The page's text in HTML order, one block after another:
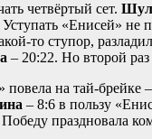
четвёртый сет.
«Енисей» не
то ступор,
– 20:22. Но второй
повела на тай-брейке
– 8:6 в пользу
праздновала